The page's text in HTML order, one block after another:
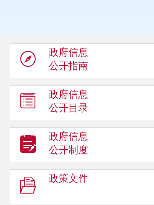
政府信息
公开指南
政府信息
公开目录
政府信息
公开制度
政策文件